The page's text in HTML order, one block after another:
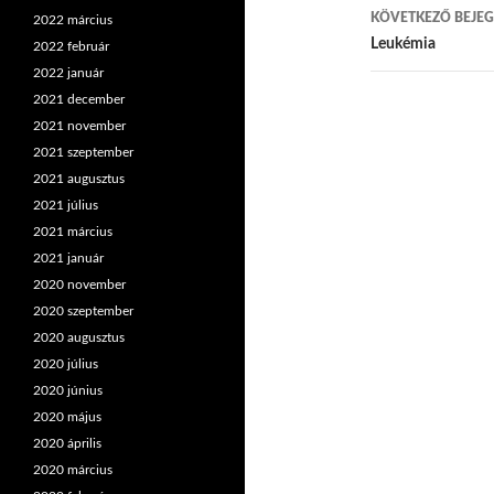
KÖVETKEZŐ
Leukémia
2022 március
2022 február
2022 január
2021 december
2021 november
2021 szeptember
2021 augusztus
2021 július
2021 március
2021 január
2020 november
2020 szeptember
2020 augusztus
2020 július
2020 június
2020 május
2020 április
2020 március